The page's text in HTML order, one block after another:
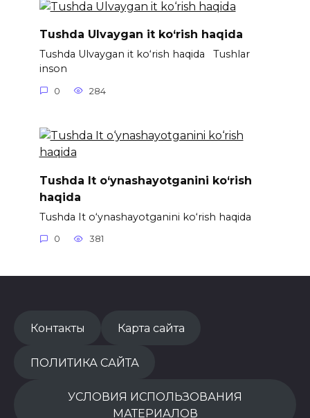
Tushda Ulvaygan it ko‘rish haqida
Tushda Ulvaygan it ko‘rish haqida Tushlar
inson
0 284
Tushda It o‘ynashayotganini ko‘rish
haqida
Tushda It o‘ynashayotganini ko‘rish haqida
0 381
Контакты Карта сайта
ПОЛИТИКА САЙТА
УСЛОВИЯ ИСПОЛЬЗОВАНИЯ
МАТЕРИАЛОВ